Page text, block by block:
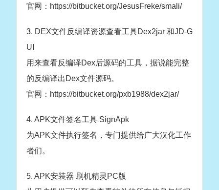
官网：https://bitbucket.org/JesusFreke/smali/
3. DEX文件反编译资源查看工具Dex2jar 和JD-G
UI
用来查看反编译Dex后源码的工具，据说能完整
的反编译出Dex文件源码。
官网：https://bitbucket.org/pxb1988/dex2jar/
4. APK文件签名工具 SignApk
为APK文件执行签名，专门提供给广大汉化工作
者们。
5. APK安装器 刷机精灵PC版